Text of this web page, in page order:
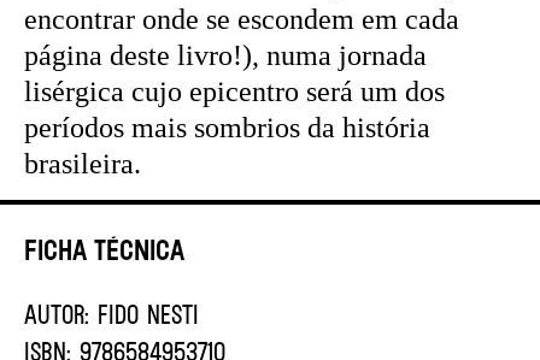
Ficha Técnica
AUTOR: FIDO NESTI
ISBN: 9786584953710
encontrar onde se escondem em cada
página deste livro!), numa jornada
lisérgica cujo epicentro será um dos
períodos mais sombrios da história
brasileira.